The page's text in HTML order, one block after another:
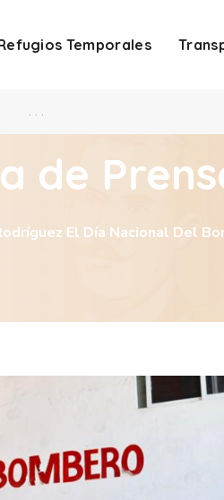
Temporales
. . .
de
El Día Nacional Del